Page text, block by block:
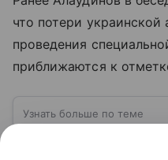
что потери
проведения
приближаются к
Узнать больше по теме